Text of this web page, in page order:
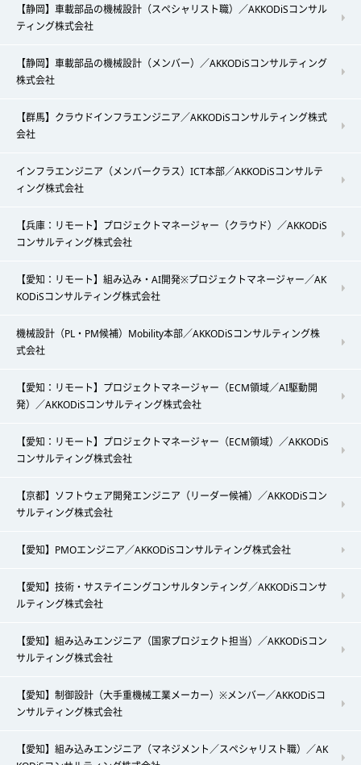
【静岡】車載部品の機械設計（スペシャリスト職）／AKKODiSコンサル
ティング株式会社
【静岡】車載部品の機械設計（メンバー）／AKKODiSコンサルティング
株式会社
【群馬】クラウドインフラエンジニア／AKKODiSコンサルティング株式
会社
インフラエンジニア（メンバークラス）ICT本部／AKKODiSコンサルテ
ィング株式会社
【兵庫：リモート】プロジェクトマネージャー（クラウド）／AKKODiS
コンサルティング株式会社
【愛知：リモート】組み込み・AI開発※プロジェクトマネージャー／AK
KODiSコンサルティング株式会社
機械設計（PL・PM候補）Mobility本部／AKKODiSコンサルティング株
式会社
【愛知：リモート】プロジェクトマネージャー（ECM領域／AI駆動開
発）／AKKODiSコンサルティング株式会社
【愛知：リモート】プロジェクトマネージャー（ECM領域）／AKKODiS
コンサルティング株式会社
【京都】ソフトウェア開発エンジニア（リーダー候補）／AKKODiSコン
サルティング株式会社
【愛知】PMOエンジニア／AKKODiSコンサルティング株式会社
【愛知】技術・サステイニングコンサルタンティング／AKKODiSコンサ
ルティング株式会社
【愛知】組み込みエンジニア（国家プロジェクト担当）／AKKODiSコン
サルティング株式会社
【愛知】制御設計（大手重機械工業メーカー）※メンバー／AKKODiSコ
ンサルティング株式会社
【愛知】組み込みエンジニア（マネジメント／スペシャリスト職）／AK